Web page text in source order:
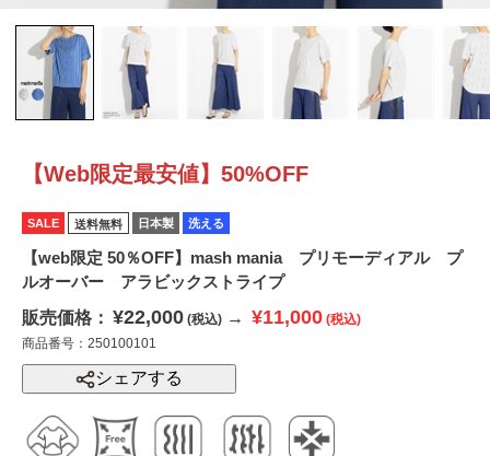
【Web限定最安値】50%OFF
SALE 送料無料 日本製 洗える
【web限定 50％OFF】mash mania プリモーディアル プ
ルオーバー アラビックストライプ
販売価格： ¥22,000 (税込) → ¥11,000 (税込)
商品番号：250100101
シェアする